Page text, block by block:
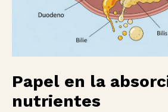
Papel en la
nutrientes